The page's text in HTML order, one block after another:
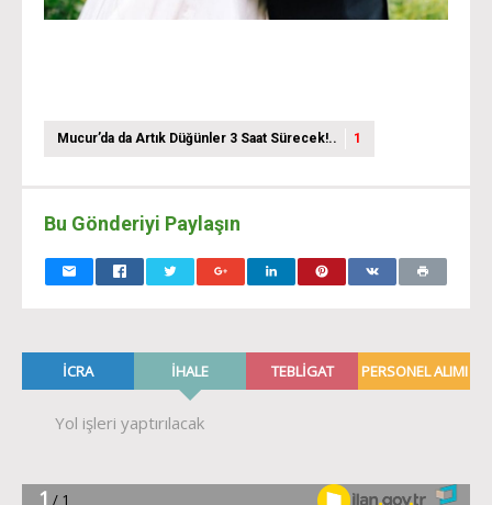
Mucur’da da Artık Düğünler 3 Saat Sürecek!.. 1
Bu Gönderiyi Paylaşın